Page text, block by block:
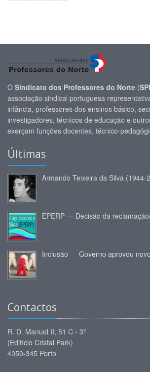
O Sindicato dos Professores do Norte (
associação sindical portuguesa
infância, professores dos ensinos básico,
investigadores, técnicos de educação e
exerçam funções docentes, técnico-
Últimas
Armando Teixeira da Silva (1944-
EPERP — Decisão da
Inclusão — Governo aprovou
Contactos
R. D. Manuel II, 51 C - 3º
(Edifício Cristal Park)
4050-345 Porto